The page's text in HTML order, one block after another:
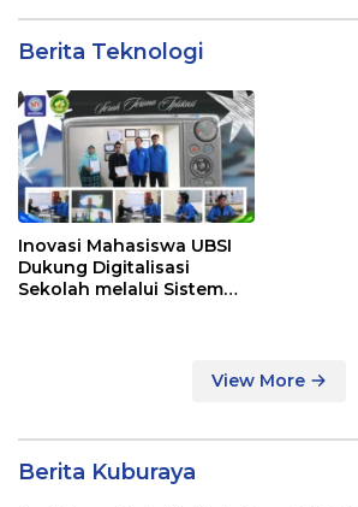
Berita Teknologi
Inovasi Mahasiswa UBSI
Dukung Digitalisasi
Sekolah melalui Sistem
View More
Berita Kuburaya